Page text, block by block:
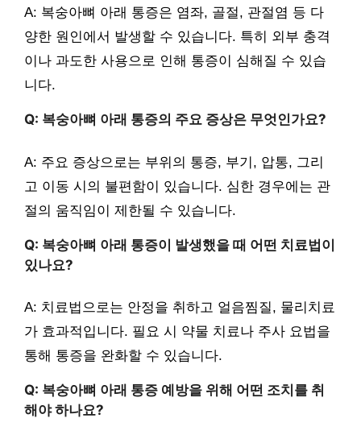
A: 복숭아뼈 아래 통증은 염좌, 골절, 관절염 등 다
양한 원인에서 발생할 수 있습니다. 특히 외부 충격
이나 과도한 사용으로 인해 통증이 심해질 수 있습
니다.
Q: 복숭아뼈 아래 통증의 주요 증상은 무엇인가요?
A: 주요 증상으로는 부위의 통증, 부기, 압통, 그리
고 이동 시의 불편함이 있습니다. 심한 경우에는 관
절의 움직임이 제한될 수 있습니다.
Q: 복숭아뼈 아래 통증이 발생했을 때 어떤 치료법이
있나요?
A: 치료법으로는 안정을 취하고 얼음찜질, 물리치료
가 효과적입니다. 필요 시 약물 치료나 주사 요법을
통해 통증을 완화할 수 있습니다.
Q: 복숭아뼈 아래 통증 예방을 위해 어떤 조치를 취
해야 하나요?